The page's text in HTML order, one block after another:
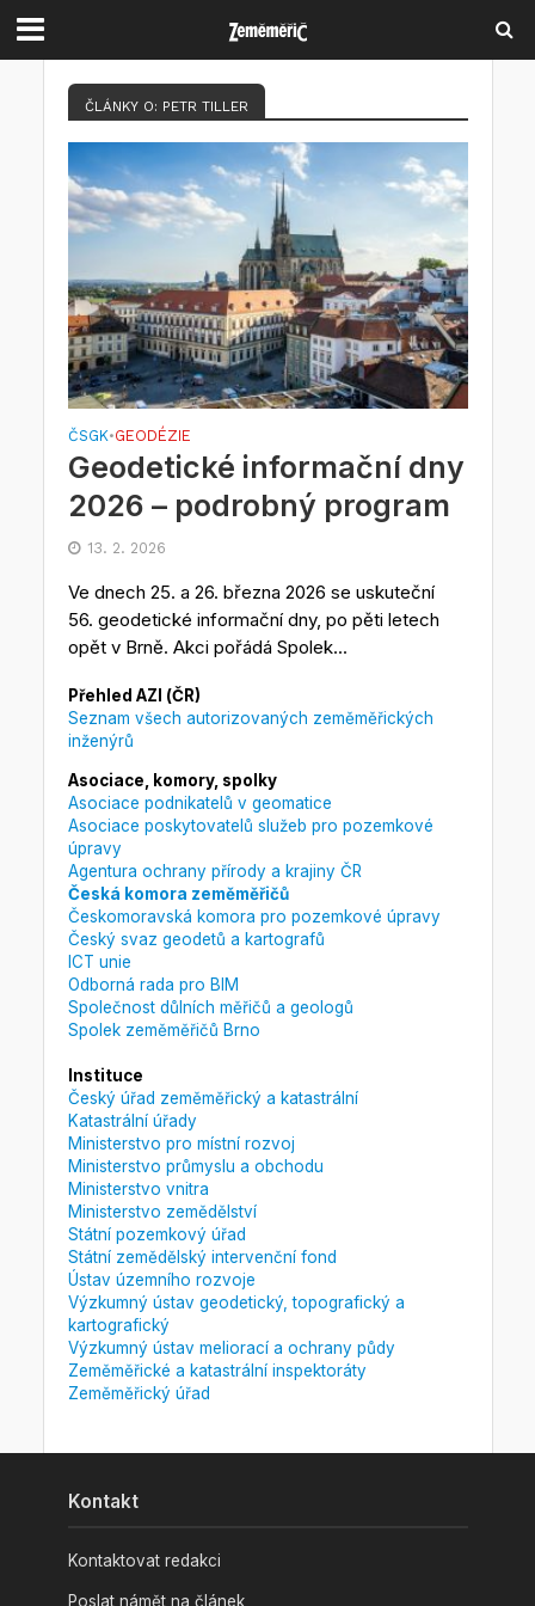
ČLÁNKY O: PETR TILLER
ČSGK•GEODÉZIE
Geodetické informační dny
2026 – podrobný program
13. 2. 2026
Ve dnech 25. a 26. března 2026 se uskuteční
56. geodetické informační dny, po pěti letech
opět v Brně. Akci pořádá Spolek...
Přehled AZI (ČR)
Seznam všech autorizovaných zeměměřických
inženýrů
Asociace, komory, spolky
Asociace podnikatelů v geomatice
Asociace poskytovatelů služeb pro pozemkové
úpravy
Agentura ochrany přírody a krajiny ČR
Česká komora zeměměřičů
Českomoravská komora pro pozemkové úpravy
Český svaz geodetů a kartografů
ICT unie
Odborná rada pro BIM
Společnost důlních měřičů a geologů
Spolek zeměměřičů Brno
Instituce
Český úřad zeměměřický a katastrální
Katastrální úřady
Ministerstvo pro místní rozvoj
Ministerstvo průmyslu a obchodu
Ministerstvo vnitra
Ministerstvo zemědělství
Státní pozemkový úřad
Státní zemědělský intervenční fond
Ústav územního rozvoje
Výzkumný ústav geodetický, topografický a
kartografický
Výzkumný ústav meliorací a ochrany půdy
Zeměměřické a katastrální inspektoráty
Zeměměřický úřad
Kontakt
Kontaktovat redakci
Poslat námět na článek